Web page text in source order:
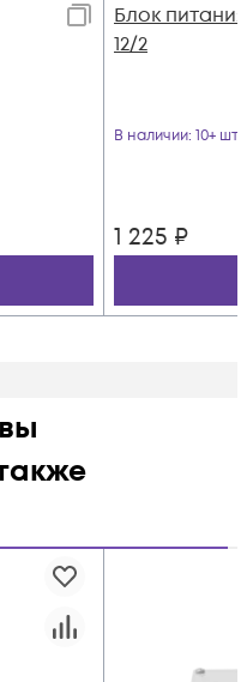
Блок
12/2
В наличии: 10+ шт
1 225 ₽